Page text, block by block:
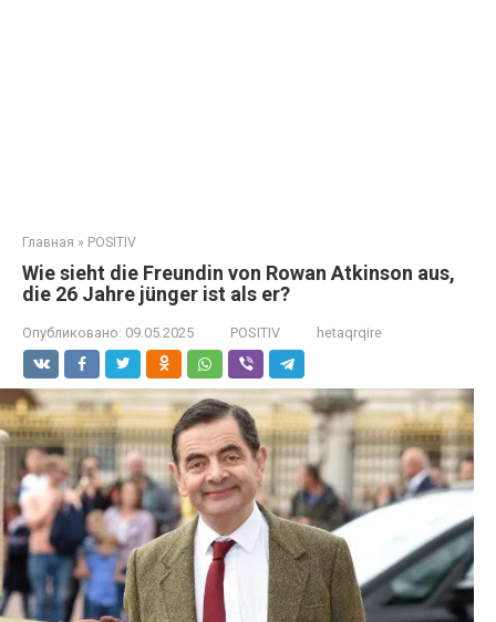
Главная » POSITIV
Wie sieht die Freundin von Rowan Atkinson aus,
die 26 Jahre jünger ist als er?
Опубликовано: 09.05.2025 POSITIV hetaqrqire